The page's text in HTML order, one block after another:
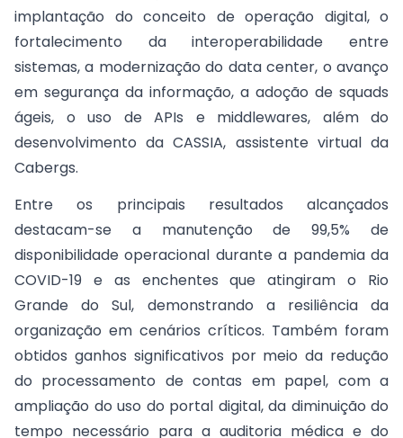
implantação do conceito de operação digital, o
fortalecimento da interoperabilidade entre
sistemas, a modernização do data center, o avanço
em segurança da informação, a adoção de squads
ágeis, o uso de APIs e middlewares, além do
desenvolvimento da CASSIA, assistente virtual da
Cabergs.
Entre os principais resultados alcançados
destacam-se a manutenção de 99,5% de
disponibilidade operacional durante a pandemia da
COVID-19 e as enchentes que atingiram o Rio
Grande do Sul, demonstrando a resiliência da
organização em cenários críticos. Também foram
obtidos ganhos significativos por meio da redução
do processamento de contas em papel, com a
ampliação do uso do portal digital, da diminuição do
tempo necessário para a auditoria médica e do